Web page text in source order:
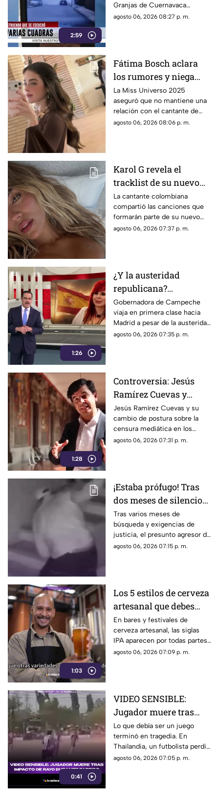
2:59
Granjas de Cuernavaca
terminó en una movilización
agosto 06, 2026 08:27 p. m.
Fátima Bosch aclara
los rumores y niega
tener un romance con
Natanael Cano
La Miss Universo 2025
aseguró que no mantiene una
relación con el cantante de
corridos tumbados.
agosto 06, 2026 08:06 p. m.
Karol G revela el
tracklist de su nuevo
álbum antes de su
lanzamiento; esta es la
lista completa
La cantante colombiana
compartió las canciones que
formarán parte de su nuevo
material de estudio,
agosto 06, 2026 07:37 p. m.
1:26
¿Y la austeridad
republicana?
Gobernadora Layda
Sansores viaja en
primera clase hacia
Madrid
Gobernadora de Campeche
viaja en primera clase hacia
Madrid a pesar de la austeridad
republicana.
agosto 06, 2026 07:35 p. m.
1:28
Controversia: Jesús
Ramírez Cuevas y
Censura a los Medios
de Comunicación
Jesús Ramírez Cuevas y su
cambio de postura sobre la
censura mediática en los
medios de comunicación.
agosto 06, 2026 07:31 p. m.
¡Estaba prófugo! Tras
dos meses de silencio
detuvieron a Jorge "N",
agresor de Paula
Tras varios meses de
búsqueda y exigencias de
justicia, el presunto agresor de
Paula Fajardo fue localizado y
agosto 06, 2026 07:15 p. m.
1:03
Los 5 estilos de cerveza
artesanal que debes
conocer
En bares y festivales de
cerveza artesanal, las siglas
IPA aparecen por todas partes.
Pero, ¿qué significa realmente
agosto 06, 2026 07:09 p. m.
0:41
VIDEO SENSIBLE:
Jugador muere tras
impacto de rayo
durante partido
Lo que debía ser un juego
terminó en tragedia. En
Thailandia, un futbolista perdió
la vida al ser alcanzado por un
agosto 06, 2026 07:05 p. m.